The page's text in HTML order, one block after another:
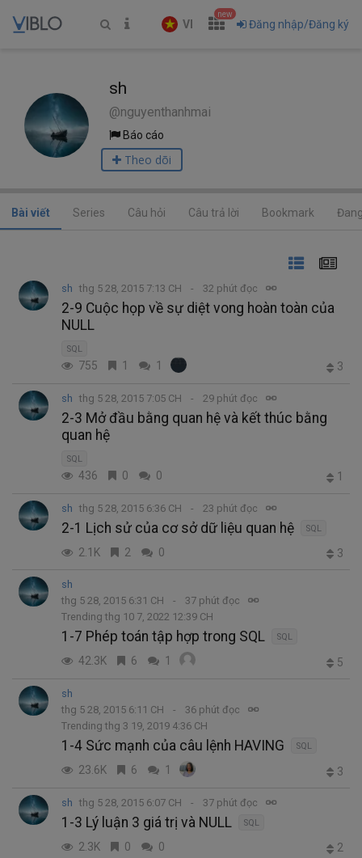
VI
new
Đăng nhập/Đăng ký
sh
@nguyenthanhmai
Báo cáo
Theo dõi
Bài viết Series Câu hỏi Câu trả lời Bookmark
sh thg 5 28, 2015 7:13 CH 32 phút đọc
2-9 Cuộc họp về sự diệt vong hoàn toàn của
NULL
SQL
755 1 1 3
sh thg 5 28, 2015 7:05 CH 29 phút đọc
2-3 Mở đầu bằng quan hệ và kết thúc bằng
quan hệ
SQL
436 0 0 1
sh thg 5 28, 2015 6:36 CH 23 phút đọc
2-1 Lịch sử của cơ sở dữ liệu quan hệ SQL
2.1K 2 0 3
sh
thg 5 28, 2015 6:31 CH
37 phút đọc
Trending thg 10 7, 2022 12:39 CH
1-7 Phép toán tập hợp trong SQL SQL
42.3K 6 1 5
sh
thg 5 28, 2015 6:11 CH
36 phút đọc
Trending thg 3 19, 2019 4:36 CH
1-4 Sức mạnh của câu lệnh HAVING SQL
23.6K 6 1 3
sh thg 5 28, 2015 6:07 CH 37 phút đọc
1-3 Lý luận 3 giá trị và NULL SQL
2.3K 0 0 2